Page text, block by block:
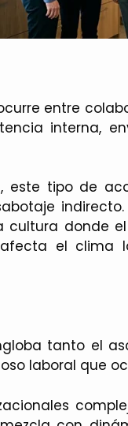
entre
interna,
este tipo de
cultura donde
el clima
tanto el
laboral que